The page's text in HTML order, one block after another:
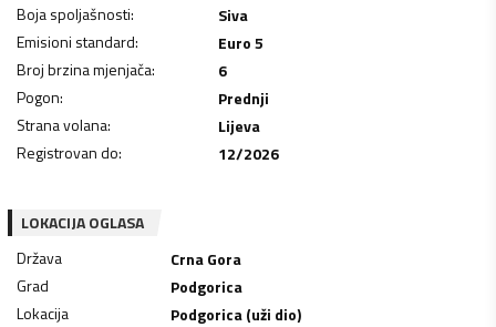
Boja spoljašnosti:
Siva
Emisioni standard:
Euro 5
Broj brzina mjenjača:
6
Pogon:
Prednji
Strana volana:
Lijeva
Registrovan do: 12/2026
LOKACIJA OGLASA
Država
Crna Gora
Grad
Podgorica
Lokacija
Podgorica (uži dio)